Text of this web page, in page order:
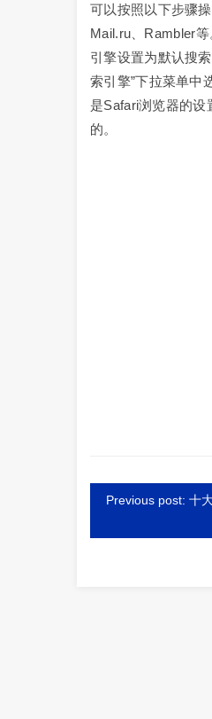
可以按照以下步骤
Mail.ru、Rambler
引擎设置为默认搜
索引擎”下拉菜单中
是Safari浏览器的
的。
Previous post: 十